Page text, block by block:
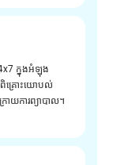
ក្នុងអំឡុង
ពិគ្រោះយោបល់
ោយការព្យាបាល។